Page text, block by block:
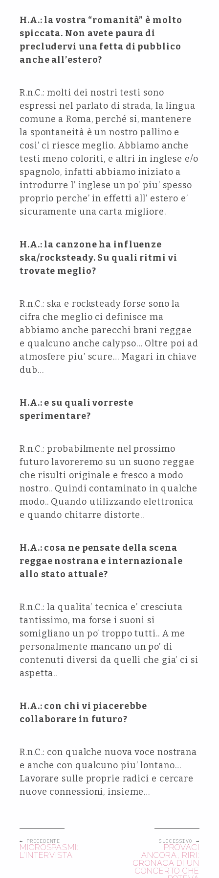
H.A.: la vostra “romanità” è molto
spiccata. Non avete paura di
precludervi una fetta di pubblico
anche all’estero?
R.n.C.: molti dei nostri testi sono
espressi nel parlato di strada, la lingua
comune a Roma, perché si, mantenere
la spontaneità è un nostro pallino e
cosi’ ci riesce meglio. Abbiamo anche
testi meno coloriti, e altri in inglese e/o
spagnolo, infatti abbiamo iniziato a
introdurre l’ inglese un po’ piu’ spesso
proprio perche’ in effetti all’ estero e’
sicuramente una carta migliore.
H.A.: la canzone ha influenze
ska/rocksteady. Su quali ritmi vi
trovate meglio?
R.n.C.: ska e rocksteady forse sono la
cifra che meglio ci definisce ma
abbiamo anche parecchi brani reggae
e qualcuno anche calypso… Oltre poi ad
atmosfere piu’ scure… Magari in chiave
dub…
H.A.: e su quali vorreste
sperimentare?
R.n.C.: probabilmente nel prossimo
futuro lavoreremo su un suono reggae
che risulti originale e fresco a modo
nostro.. Quindi contaminato in qualche
modo.. Quando utilizzando elettronica
e quando chitarre distorte..
H.A.: cosa ne pensate della scena
reggae nostrana e internazionale
allo stato attuale?
R.n.C.: la qualita’ tecnica e’ cresciuta
tantissimo, ma forse i suoni si
somigliano un po’ troppo tutti.. A me
personalmente mancano un po’ di
contenuti diversi da quelli che gia’ ci si
aspetta..
H.A.: con chi vi piacerebbe
collaborare in futuro?
R.n.C.: con qualche nuova voce nostrana
e anche con qualcuno piu’ lontano…
Lavorare sulle proprie radici e cercare
nuove connessioni, insieme…
← PRECEDENTE
MICROSPASMI:
L’INTERVISTA
SUCCESSIVO →
PROVACI
ANCORA, RIRI:
CRONACA DI UN
CONCERTO CHE